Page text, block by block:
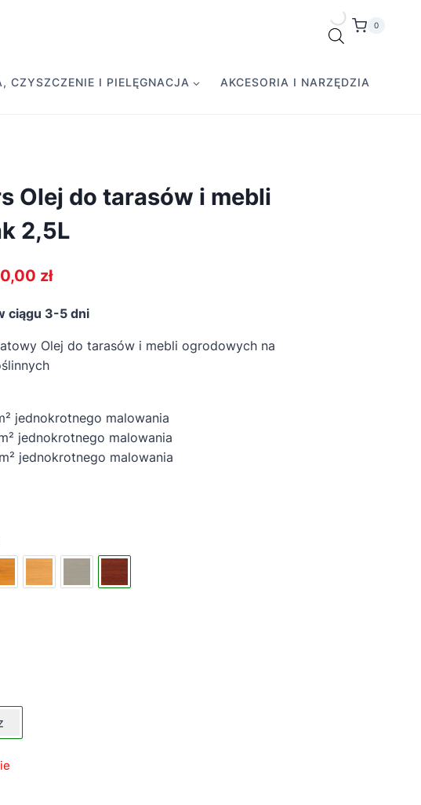
0
CZYSZCZENIE I PIELĘGNACJA AKCESORIA I NARZĘDZIA
Olej do tarasów i mebli
2,5L
zł.
złAktualna
wynosi:
220,00 zł.
ciągu 3-5 dni
Olej do tarasów i mebli ogrodowych na
jednokrotnego malowania
jednokrotnego malowania
malowania